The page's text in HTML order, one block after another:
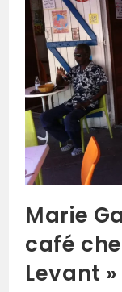
Marie
café
Levant